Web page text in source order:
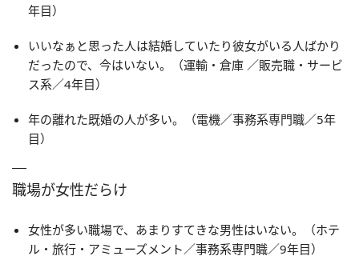
年目）
いいなぁと思った人は結婚していたり彼女がいる人ばかり
だったので、今はいない。（運輸・倉庫 ／販売職・サービ
ス系／4年目）
年の離れた既婚の人が多い。（電機／事務系専門職／5年
目）
職場が女性だらけ
女性が多い職場で、あまりすてきな男性はいない。（ホテ
ル・旅行・アミューズメント／事務系専門職／9年目）